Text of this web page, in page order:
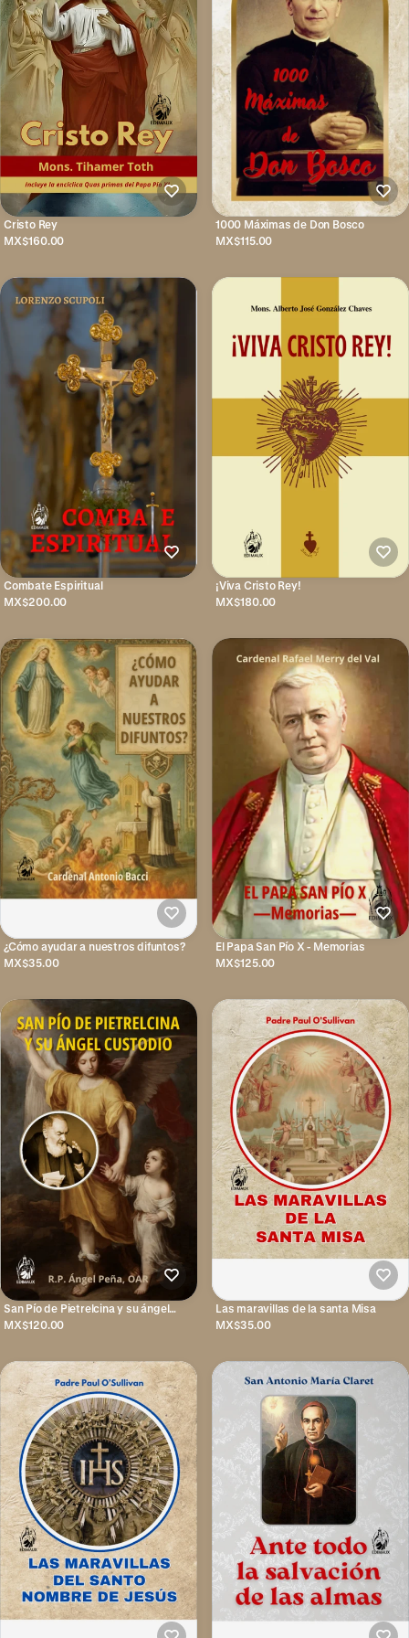
Cristo Rey
MX$160.00
1000 Máximas de Don Bosco
MX$115.00
Combate Espiritual
MX$200.00
¡Viva Cristo Rey!
MX$180.00
¿Cómo ayudar a nuestros difuntos?
MX$35.00
El Papa San Pío X - Memorias
MX$125.00
San Pío de Pietrelcina y su ángel
custodio
MX$120.00
Las maravillas de la santa Misa
MX$35.00